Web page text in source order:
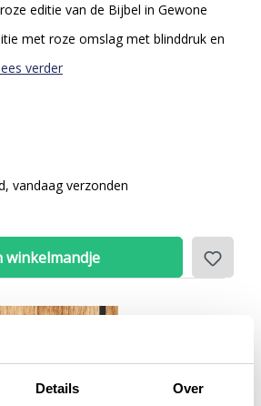
Details Over
editie van de Bijbel in Gewone
met roze omslag met blinddruk en
verder
vandaag verzonden